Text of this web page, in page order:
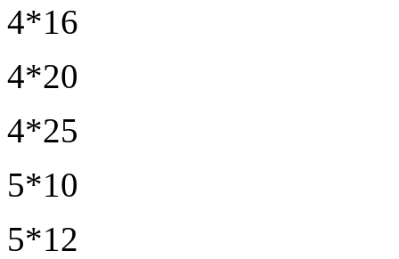
4*16
4*20
4*25
5*10
5*12